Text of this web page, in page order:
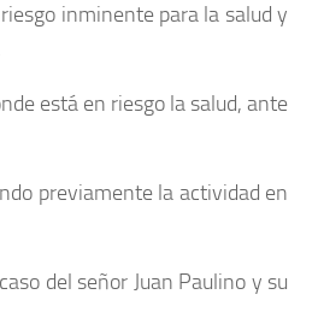
inminente para la salud y
está en riesgo la salud, ante
previamente la actividad en
del señor Juan Paulino y su